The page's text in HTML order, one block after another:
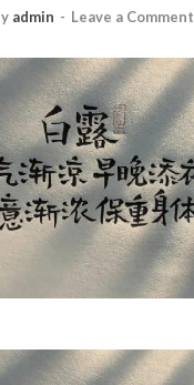
admin - Leave a Comment